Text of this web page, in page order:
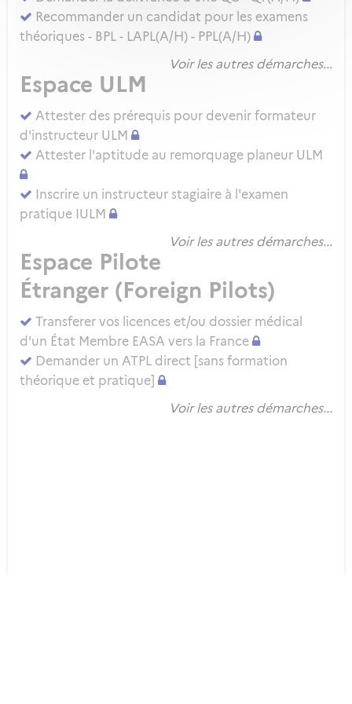
Recommander un candidat pour les examens
théoriques - BPL - LAPL(A/H) - PPL(A/H)
Voir les autres démarches...
Espace ULM
Attester des prérequis pour devenir formateur
d'instructeur ULM
Attester l'aptitude au remorquage planeur ULM
Inscrire un instructeur stagiaire à l'examen
pratique IULM
Voir les autres démarches...
Espace Pilote
Étranger (Foreign Pilots)
Transferer vos licences et/ou dossier médical
d'un État Membre EASA vers la France
Demander un ATPL direct [sans formation
théorique et pratique]
Voir les autres démarches...